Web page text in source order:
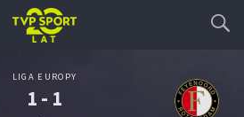
LIGA EUROPY
1 - 1